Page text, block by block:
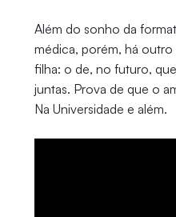
Além do sonho da
médica, porém, há
filha: o de, no futuro,
juntas. Prova de que o
Na Universidade e além.